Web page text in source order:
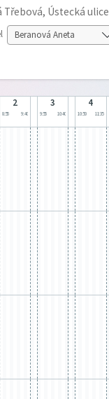
Třebová, Ústecká ulice
2
8:55 9:40
3
9:55 10:40
4
10:50 11:35